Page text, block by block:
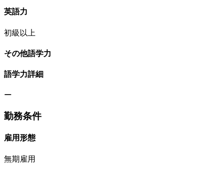
英語力
初級以上
その他語学力
語学力詳細
ー
勤務条件
雇用形態
無期雇用